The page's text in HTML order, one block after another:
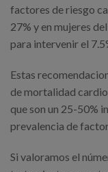
factores de riesgo
27% y en mujeres
para intervenir el
Estas
de mortalidad
que son un 25-50%
prevalencia de
Si valoramos el